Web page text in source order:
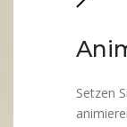
Setzen